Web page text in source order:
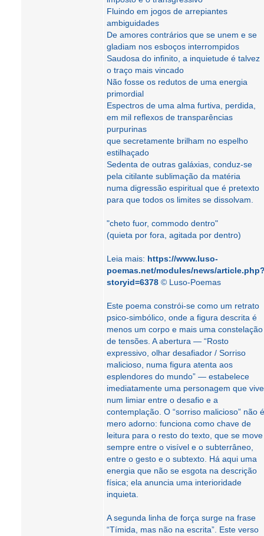
Fluindo em jogos de arrepiantes
ambiguidades
De amores contrários que se unem e se
gladiam nos esboços interrompidos
Saudosa do infinito, a inquietude é talvez
o traço mais vincado
Não fosse os redutos de uma energia
primordial
Espectros de uma alma furtiva, perdida,
em mil reflexos de transparências
purpurinas
que secretamente brilham no espelho
estilhaçado
Sedenta de outras galáxias, conduz-se
pela citilante sublimação da matéria
numa digressão espiritual que é pretexto
para que todos os limites se dissolvam.
"cheto fuor, commodo dentro"
(quieta por fora, agitada por dentro)
Leia mais: https://www.luso-
poemas.net/modules/news/
storyid=6378 © Luso-Poemas
Este poema constrói-se como um retrato
psico‑simbólico, onde a figura descrita é
menos um corpo e mais uma constelação
de tensões. A abertura — “Rosto
expressivo, olhar desafiador / Sorriso
malicioso, numa figura atenta aos
esplendores do mundo” — estabelece
imediatamente uma personagem que vive
num limiar entre o desafio e a
contemplação. O “sorriso malicioso” não é
mero adorno: funciona como chave de
leitura para o resto do texto, que se move
sempre entre o visível e o subterrâneo,
entre o gesto e o subtexto. Há aqui uma
energia que não se esgota na descrição
física; ela anuncia uma interioridade
inquieta.
A segunda linha de força surge na frase
“Tímida, mas não na escrita”. Este verso